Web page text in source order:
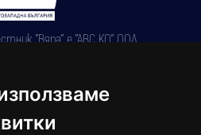
"Вяра" е "АВС КО" ООД,
43